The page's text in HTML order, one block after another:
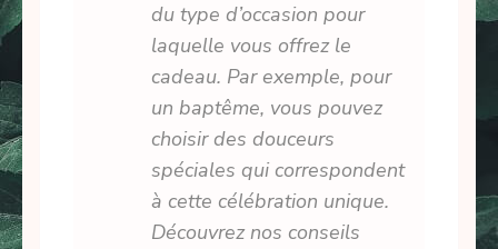
du type d’occasion pour
laquelle vous offrez le
cadeau. Par exemple, pour
un baptême, vous pouvez
choisir des douceurs
spéciales qui correspondent
à cette célébration unique.
Découvrez nos conseils